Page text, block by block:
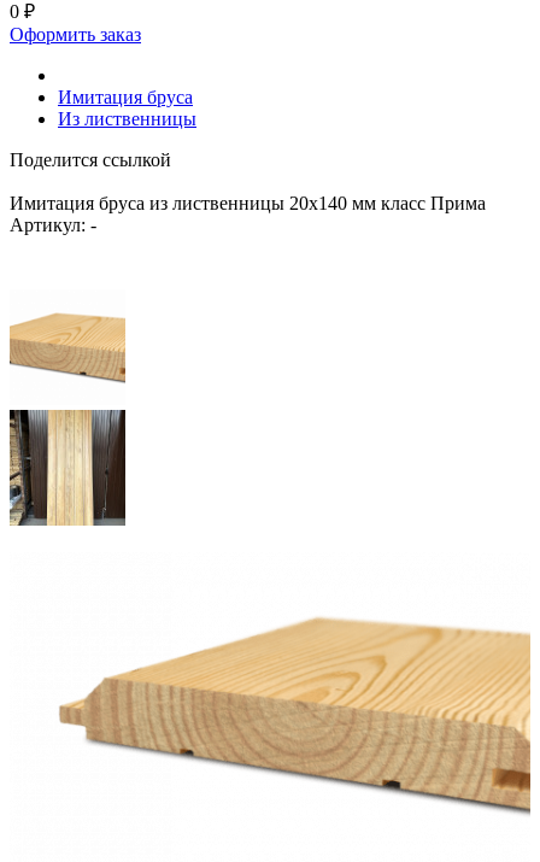
0 ₽
Оформить заказ
Имитация бруса
Из лиственницы
Поделится ссылкой
Имитация бруса из лиственницы 20x140 мм класс Прима
Артикул: -